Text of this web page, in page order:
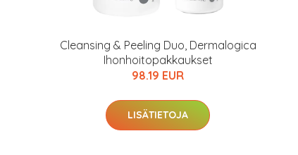
Cleansing & Peeling Duo, Dermalogica
Ihonhoitopakkaukset
98.19 EUR
LISÄTIETOJA